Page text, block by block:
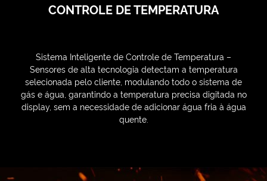
CONTROLE DE TEMPERATURA
Sistema Inteligente de Controle de Temperatura –
Sensores de alta tecnologia detectam a temperatura
selecionada pelo cliente, modulando todo o sistema de
gás e água, garantindo a temperatura precisa digitada no
display, sem a necessidade de adicionar água fria à água
quente.